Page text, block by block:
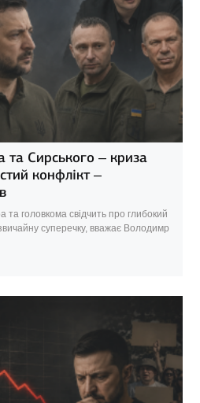
та Сирського – криза
конфлікт –
та головкома свідчить про глибокий
суперечку, вважає Володимр